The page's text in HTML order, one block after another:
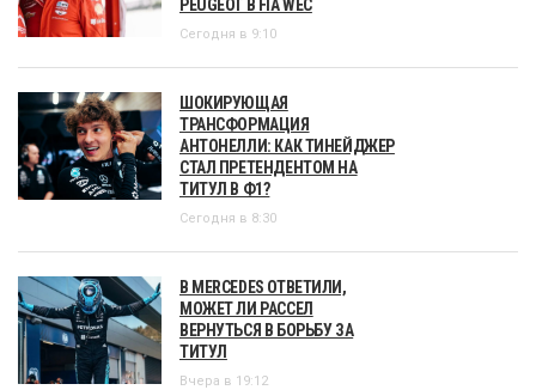
PEUGEOT В FIA WEC
Сегодня в 9:10
ШОКИРУЮЩАЯ
ТРАНСФОРМАЦИЯ
АНТОНЕЛЛИ: КАК ТИНЕЙДЖЕР
СТАЛ ПРЕТЕНДЕНТОМ НА
ТИТУЛ В Ф1?
Сегодня в 8:30
В MERCEDES ОТВЕТИЛИ,
МОЖЕТ ЛИ РАССЕЛ
ВЕРНУТЬСЯ В БОРЬБУ ЗА
ТИТУЛ
Вчера в 19:12